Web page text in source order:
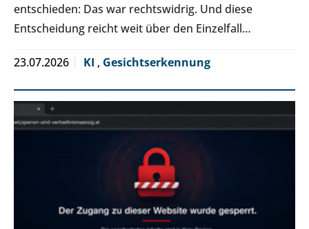
entschieden: Das war rechtswidrig. Und diese
Entscheidung reicht weit über den Einzelfall…
23.07.2026 KI , Gesichtserkennung